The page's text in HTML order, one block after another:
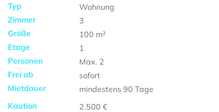
Typ
Wohnung
Zimmer
3
Größe
100 m²
Etage
1
Personen
Max. 2
Frei ab
sofort
Mietdauer
mindestens 90 Tage
Kaution
2.500 €